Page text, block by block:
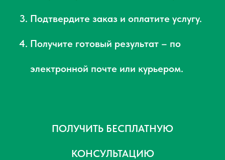
Подтвердите заказ и оплатите услугу.
Получите готовый результат – по
электронной почте или курьером.
ПОЛУЧИТЬ БЕСПЛАТНУЮ
КОНСУЛЬТАЦИЮ